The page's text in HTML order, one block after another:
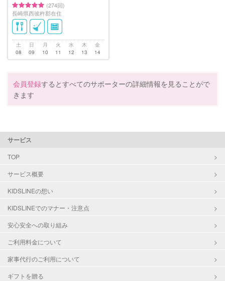
(274回)
長崎県西彼杵郡在住
土
08
日
09
月
10
火
11
水
12
木
13
金
14
会員登録するとすべてのサポーターの詳細情報を見ることがで
きます
サービス
TOP
サービス概要
KIDSLINEの想い
KIDSLINEでのマナー・注意点
安心安全への取り組み
ご利用料金について
家事代行のご利用について
ギフトを贈る